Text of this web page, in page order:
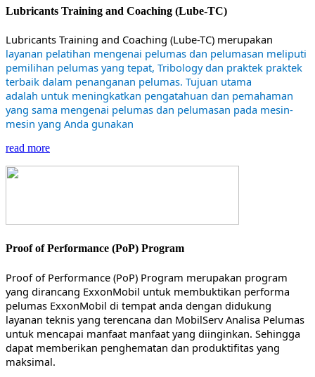
Lubricants Training and Coaching (Lube-TC)
Lubricants Training and Coaching (Lube-TC) merupakan
layanan pelatihan mengenai pelumas dan pelumasan meliputi
pemilihan pelumas yang tepat, Tribology dan praktek praktek
terbaik dalam penanganan pelumas. Tujuan utama
adalah untuk meningkatkan pengatahuan dan pemahaman
yang sama mengenai pelumas dan pelumasan pada mesin-
mesin yang Anda gunakan
read more
Proof of Performance (PoP) Program
Proof of Performance (PoP) Program merupakan program
yang dirancang ExxonMobil untuk membuktikan performa
pelumas ExxonMobil di tempat anda dengan didukung
layanan teknis yang terencana dan MobilServ Analisa Pelumas
untuk mencapai manfaat manfaat yang diinginkan. Sehingga
dapat memberikan penghematan dan produktifitas yang
maksimal.